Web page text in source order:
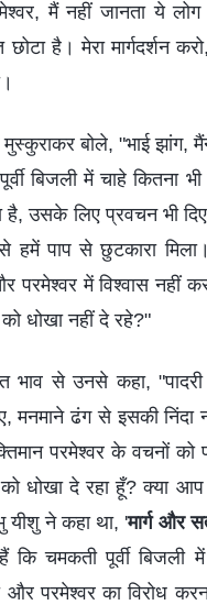
मैं नहीं जानता ये
है। मेरा मार्गदर्शन
मुस्कुराकर बोले, "भाई झांग,
बिजली में चाहे कितना
है, उसके लिए प्रवचन भी
हमें पाप से छुटकारा
परमेश्वर में विश्वास नहीं
धोखा नहीं दे रहे?"
भाव से उनसे कहा, "पादरी
मनमाने ढंग से इसकी निंदा
परमेश्वर के वचनों
धोखा दे रहा हूँ? क्या
यीशु ने कहा था, 'मार्ग और
चमकती पूर्वी बिजली में
परमेश्वर का विरोध